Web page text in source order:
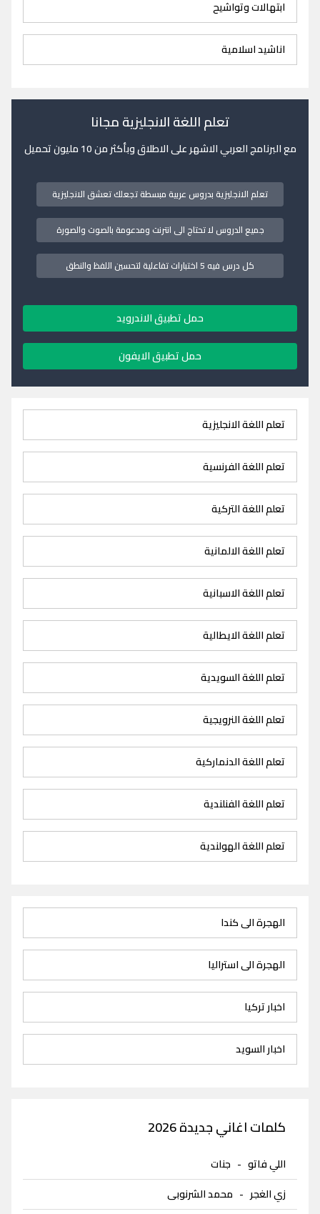
ابتهالات وتواشيح
اناشيد اسلامية
تعلم اللغة الانجليزية مجانا
مع البرنامج العربي الاشهر على الاطلاق وبأكثر من 10 مليون تحميل
تعلم الانجليزية بدروس عربية مبسطة تجعلك تعشق الانجليزية
جميع الدروس لا تحتاج الى انترنت ومدعومة بالصوت والصورة
كل درس فيه 5 اختبارات تفاعلية لتحسين اللفظ والنطق
حمل تطبيق الاندرويد
حمل تطبيق الايفون
تعلم اللغة الانجليزية
تعلم اللغة الفرنسية
تعلم اللغة التركية
تعلم اللغة الالمانية
تعلم اللغة الاسبانية
تعلم اللغة الايطالية
تعلم اللغة السويدية
تعلم اللغة النرويجية
تعلم اللغة الدنماركية
تعلم اللغة الفنلندية
تعلم اللغة الهولندية
الهجرة الى كندا
الهجرة الى استراليا
اخبار تركيا
اخبار السويد
كلمات اغاني جديدة 2026
اللي فاتو - جنات
زي الغجر- محمد الشرنوبى